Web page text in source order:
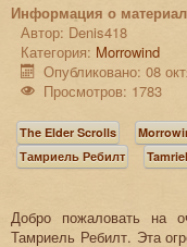
Информация о
Автор: Denis418
Категория: Morrowind
Опубликовано: 08
Просмотров: 1783
The Elder Scrolls
Тамриель Ребилт
Добро пожаловать на
Тамриель Ребилт. Эта